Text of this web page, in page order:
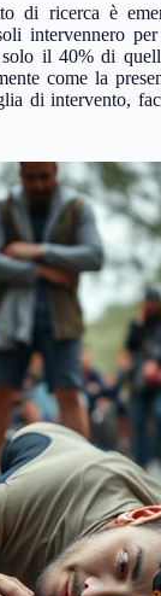
di ricerca è
intervennero
solo il 40% di
come la
di intervento,